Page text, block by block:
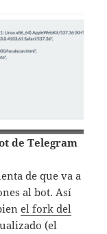
de Telegram
de que va a
al bot. Así
el fork del
(el